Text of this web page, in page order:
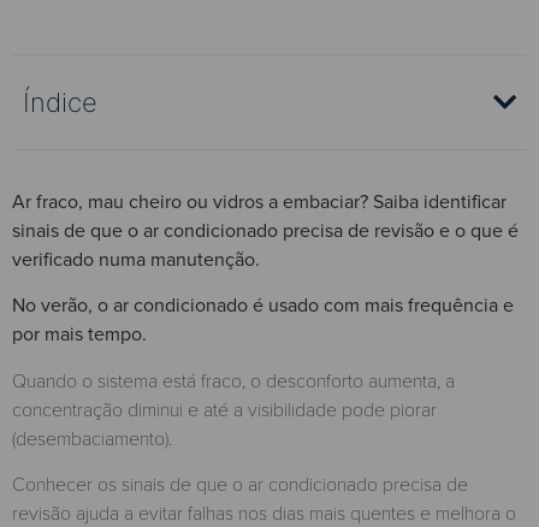
Índice
Ar fraco, mau cheiro ou vidros a embaciar? Saiba identificar
sinais de que o ar condicionado precisa de revisão e o que é
verificado numa manutenção.
No verão, o ar condicionado é usado com mais frequência e
por mais tempo.
Quando o sistema está fraco, o desconforto aumenta, a
concentração diminui e até a visibilidade pode piorar
(desembaciamento).
Conhecer os sinais de que o ar condicionado precisa de
revisão ajuda a evitar falhas nos dias mais quentes e melhora o